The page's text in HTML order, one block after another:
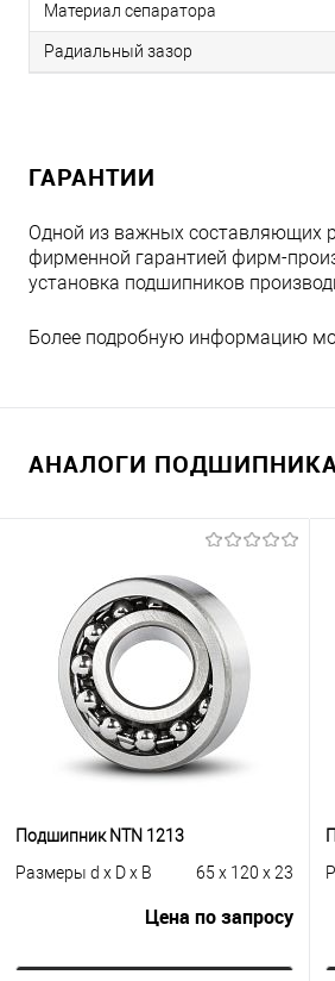
Материал сепаратора
Радиальный зазор
ГАРАНТИИ
Одной из важных составляющих
фирменной гарантией фирм-
установка подшипников
Более подробную информацию
АНАЛОГИ ПОДШИПНИКА
Подшипник NTN 1213
Размеры d x D x B
65 x 120 x 23
Цена по запросу